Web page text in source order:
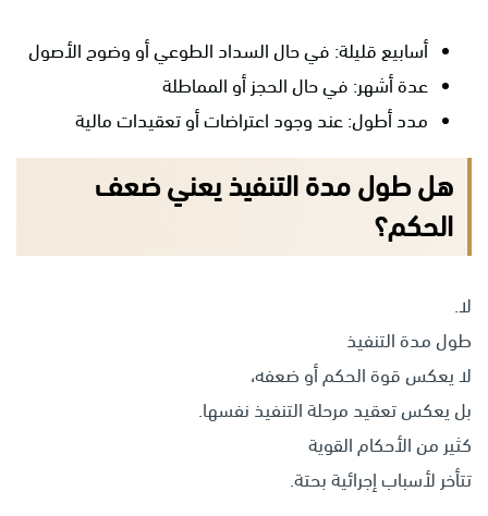
أسابيع قليلة: في حال السداد الطوعي أو وضوح الأصول
عدة أشهر: في حال الحجز أو المماطلة
مدد أطول: عند وجود اعتراضات أو تعقيدات مالية
هل طول مدة التنفيذ يعني ضعف
الحكم؟
لا.
طول مدة التنفيذ
لا يعكس قوة الحكم أو ضعفه،
بل يعكس تعقيد مرحلة التنفيذ نفسها.
كثير من الأحكام القوية
تتأخر لأسباب إجرائية بحتة.